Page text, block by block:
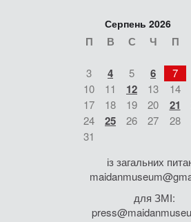
Серпень 2026
П В С Ч П
3 4 5 6 7
10
11 12 13 14
17
18 19 20 21
24
25 26 27 28
31
із загальних
для ЗМІ: